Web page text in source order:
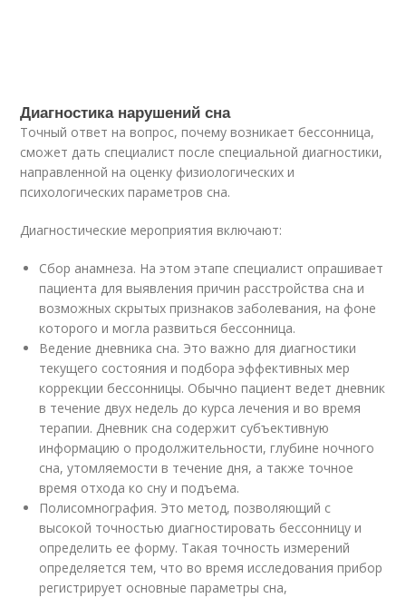
Диагностика нарушений сна
Точный ответ на вопрос, почему возникает бессонница,
сможет дать специалист после специальной диагностики,
направленной на оценку физиологических и
психологических параметров сна.
Диагностические мероприятия включают:
Сбор анамнеза. На этом этапе специалист опрашивает
пациента для выявления причин расстройства сна и
возможных скрытых признаков заболевания, на фоне
которого и могла развиться бессонница.
Ведение дневника сна. Это важно для диагностики
текущего состояния и подбора эффективных мер
коррекции бессонницы. Обычно пациент ведет дневник
в течение двух недель до курса лечения и во время
терапии. Дневник сна содержит субъективную
информацию о продолжительности, глубине ночного
сна, утомляемости в течение дня, а также точное
время отхода ко сну и подъема.
Полисомнография. Это метод, позволяющий с
высокой точностью диагностировать бессонницу и
определить ее форму. Такая точность измерений
определяется тем, что во время исследования прибор
регистрирует основные параметры сна,